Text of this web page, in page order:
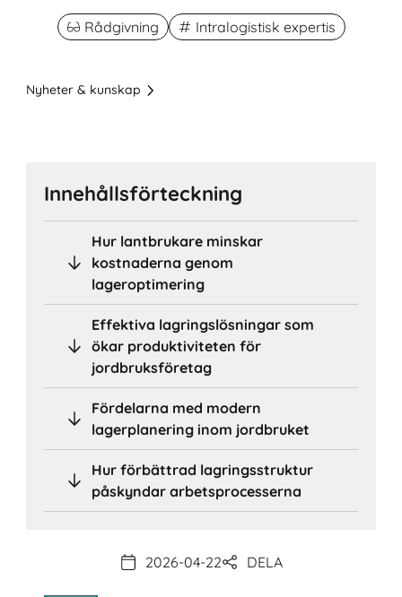
Rådgivning Intralogistisk expertis
Nyheter & kunskap
Innehållsförteckning
Hur lantbrukare minskar
kostnaderna genom
lageroptimering
Effektiva lagringslösningar som
ökar produktiviteten för
jordbruksföretag
Fördelarna med modern
lagerplanering inom jordbruket
Hur förbättrad lagringsstruktur
påskyndar arbetsprocesserna
2026-04-22 DELA